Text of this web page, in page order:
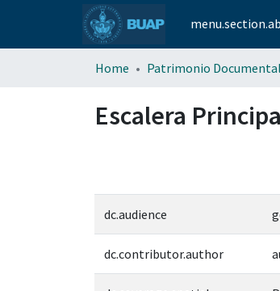
Home Patrimonio Documental
Escalera
dc.audience
dc.contributor.author